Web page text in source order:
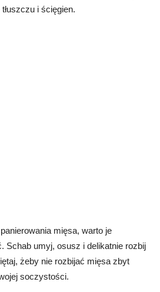
i ścięgien.
mięsa, warto je
Schab umyj, osusz i delikatnie rozbij
żeby nie rozbijać mięsa zbyt
soczystości.